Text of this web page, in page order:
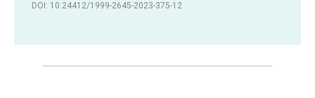
DOI: 10.24412/1999-2645-2023-375-12